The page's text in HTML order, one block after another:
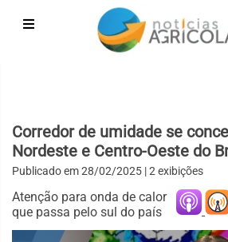
Corredor de umidade se
Nordeste e Centro-Oeste do
Publicado em28/02/2025 | 2 exibições
Atenção para onda de calor
que passa pelo sul do país